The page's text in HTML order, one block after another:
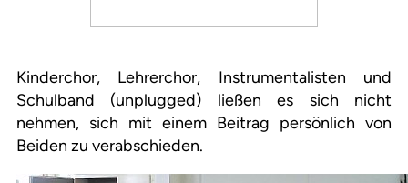
Kinderchor, Lehrerchor, Instrumentalisten und
Schulband (unplugged) ließen es sich nicht
nehmen, sich mit einem Beitrag persönlich von
Beiden zu verabschieden.